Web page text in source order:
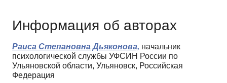
Информация об авторах
Раиса Степановна Дьяконова, начальник
психологической службы УФСИН России по
Ульяновской области, Ульяновск, Российская
Федерация